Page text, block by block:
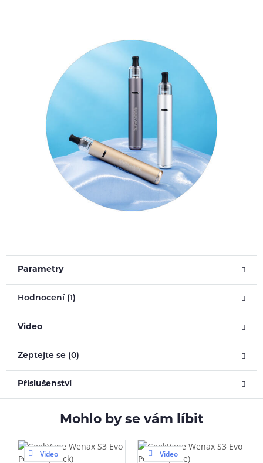
Parametry
Hodnocení (1)
Video
Zeptejte se (0)
Příslušenství
Mohlo by se vám líbit
Video Video